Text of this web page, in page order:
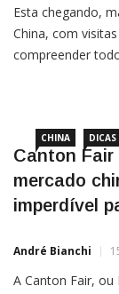
Esta chegando,
China, com
compreender
CHINA
Canton Fair
mercado
imperdível
André Bianchi
A Canton Fair,